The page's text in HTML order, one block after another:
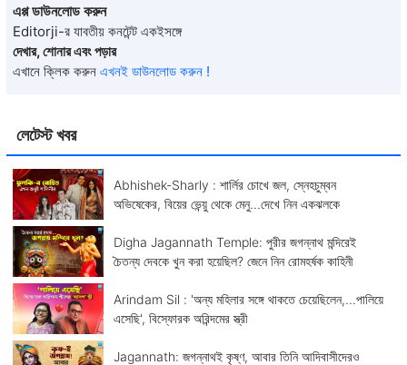
লেটেস্ট খবর
Abhishek-Sharly : শার্লির চোখে জল, স্নেহচুম্বন
অভিষেকের, বিয়ের ভেন্য়ু থেকে মেনু...দেখে নিন একঝলকে
Digha Jagannath Temple: পুরীর জগন্নাথ মন্দিরেই
চৈতন্য দেবকে খুন করা হয়েছিল? জেনে নিন রোমহর্ষক কাহিনী
Arindam Sil : 'অন্য মহিলার সঙ্গে থাকতে চেয়েছিলেন,...পালিয়ে
এসেছি', বিস্ফোরক অরিন্দমের স্ত্রী
Jagannath: জগন্নাথই কৃষ্ণ, আবার তিনি আদিবাসীদেরও
এপ্প ডাউনলোড করুন
Editorji-র যাবতীয় কনটেন্ট একইসঙ্গে
দেখার, শোনার এবং পড়ার
এখানে ক্লিক করুন এখনই ডাউনলোড করুন !